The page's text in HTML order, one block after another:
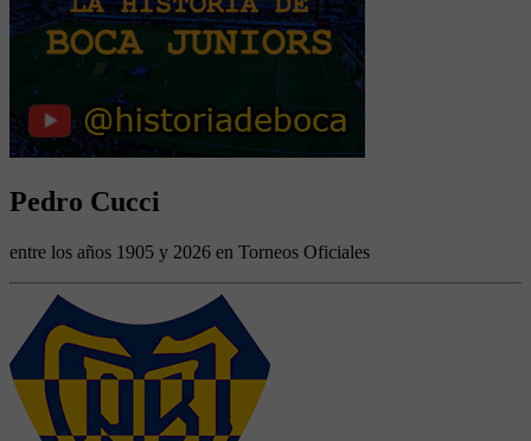
Pedro Cucci
entre los años 1905 y 2026 en Torneos Oficiales